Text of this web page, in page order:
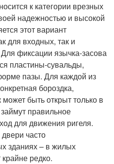
к категории врезных
надежностью и высокой
этот вариант
для входных, так и
фиксации язычка-засова
пластины-сувальды,
пазы. Для каждой из
бороздка,
быть открыт только в
правильное
для движения ригеля.
часто
зданиях – в жилых
редко.